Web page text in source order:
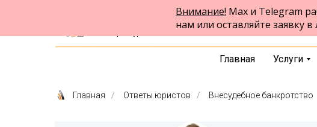
Внимание! Max и Telegram
нам или оставляйте заявку
Главная Услуги
ФПК Альтернатива
выбрать
Главная / Ответы юристов / Внесудебное банкротство